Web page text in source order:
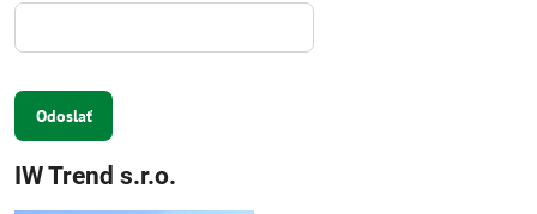
Odoslať
IW Trend s.r.o.